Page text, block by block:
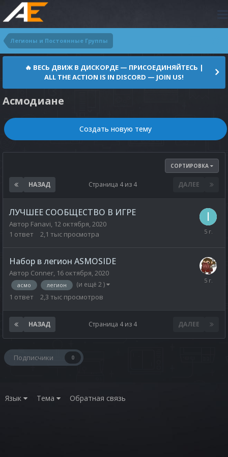
Легионы и Постоянные Группы
🔥 ВЕСЬ ДВИЖ В ДИСКОРДЕ — ПРИСОЕДИНЯЙТЕСЬ |
ALL THE ACTION IS IN DISCORD — JOIN US!
Асмодиане
Создать новую тему
СОРТИРОВКА
НАЗАД ДАЛЕЕ
Страница 4 из 4
ЛУЧШЕЕ СООБЩЕСТВО В ИГРЕ
Автор Fanavi, 12 октября, 2020
1 ответ 2,1 тыс просмотра
Набор в легион ASMOSIDE
Автор Conner, 16 октября, 2020
асмо легион (и ещё 2 )
1 ответ 2,3 тыс просмотров
НАЗАД ДАЛЕЕ
Страница 4 из 4
Подписчики 0
Язык Тема Обратная связь